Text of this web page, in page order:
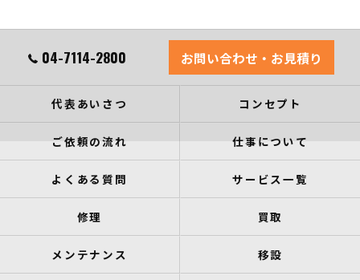
04-7114-2800 お問い合わせ・お見積り
代表あいさつ コンセプト
ご依頼の流れ 仕事について
よくある質問 サービス一覧
修理 買取
メンテナンス 移設